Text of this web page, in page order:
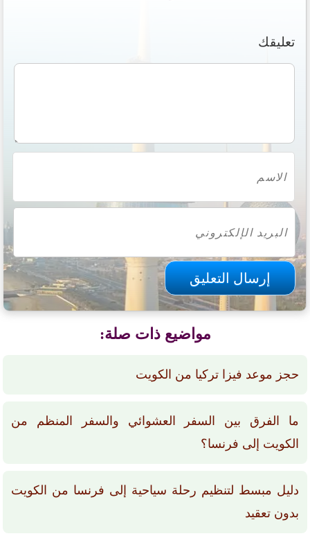
تعليقك
مواضيع ذات صلة:
حجز موعد فيزا تركيا من الكويت
ما الفرق بين السفر العشوائي والسفر المنظم من
الكويت إلى فرنسا؟
دليل مبسط لتنظيم رحلة سياحية إلى فرنسا من الكويت
بدون تعقيد